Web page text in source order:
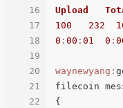
16
17
18
19
20
21
22
Upload
100
232
0 : 00 : 01 0 :
waynewyang:
filecoin
{